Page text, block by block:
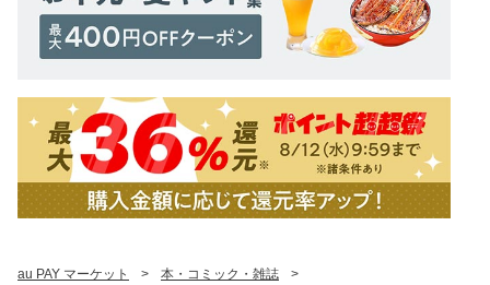
au PAY マーケット > 本・コミック・雑誌
>